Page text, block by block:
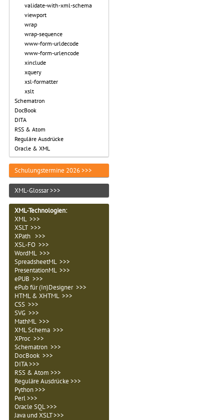
validate-with-xml-schema
viewport
wrap
wrap-sequence
www-form-urldecode
www-form-urlencode
xinclude
xquery
xsl-formatter
xslt
Schematron
DocBook
DITA
RSS & Atom
Reguläre Ausdrücke
Oracle & XML
Schulungstermine 2026 >>>
XML-Glossar >>>
XML-Technologien:
XML >>>
XSLT >>>
XPath >>>
XSL-FO >>>
WordML >>>
SpreadsheetML >>>
PresentationML >>>
ePUB >>>
ePub für (In)Designer >>>
HTML & XHTML >>>
CSS >>>
SVG >>>
MathML >>>
XML Schema >>>
XProc >>>
Schematron >>>
DocBook >>>
DITA >>>
RSS & Atom >>>
Reguläre Ausdrücke >>>
Python >>>
Perl >>>
Oracle SQL >>>
Java und XSLT >>>